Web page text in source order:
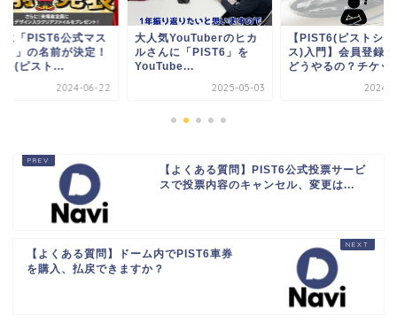
気YouTuberのヒカ
んに「PIST6」を
2025-05-03
【PIST6(ピストシック
ス)入門】会員登録って
どうやるの？チケッ...
2024-05-24
【よくある質問】
を現地観戦したいの
が、駐車場はありま
2024-
【よくある質問】PIST6公式投票サービ
スで投票内容のキャンセル、変更は...
【よくある質問】ドーム内でPIST6車券
を購入、払戻できますか？